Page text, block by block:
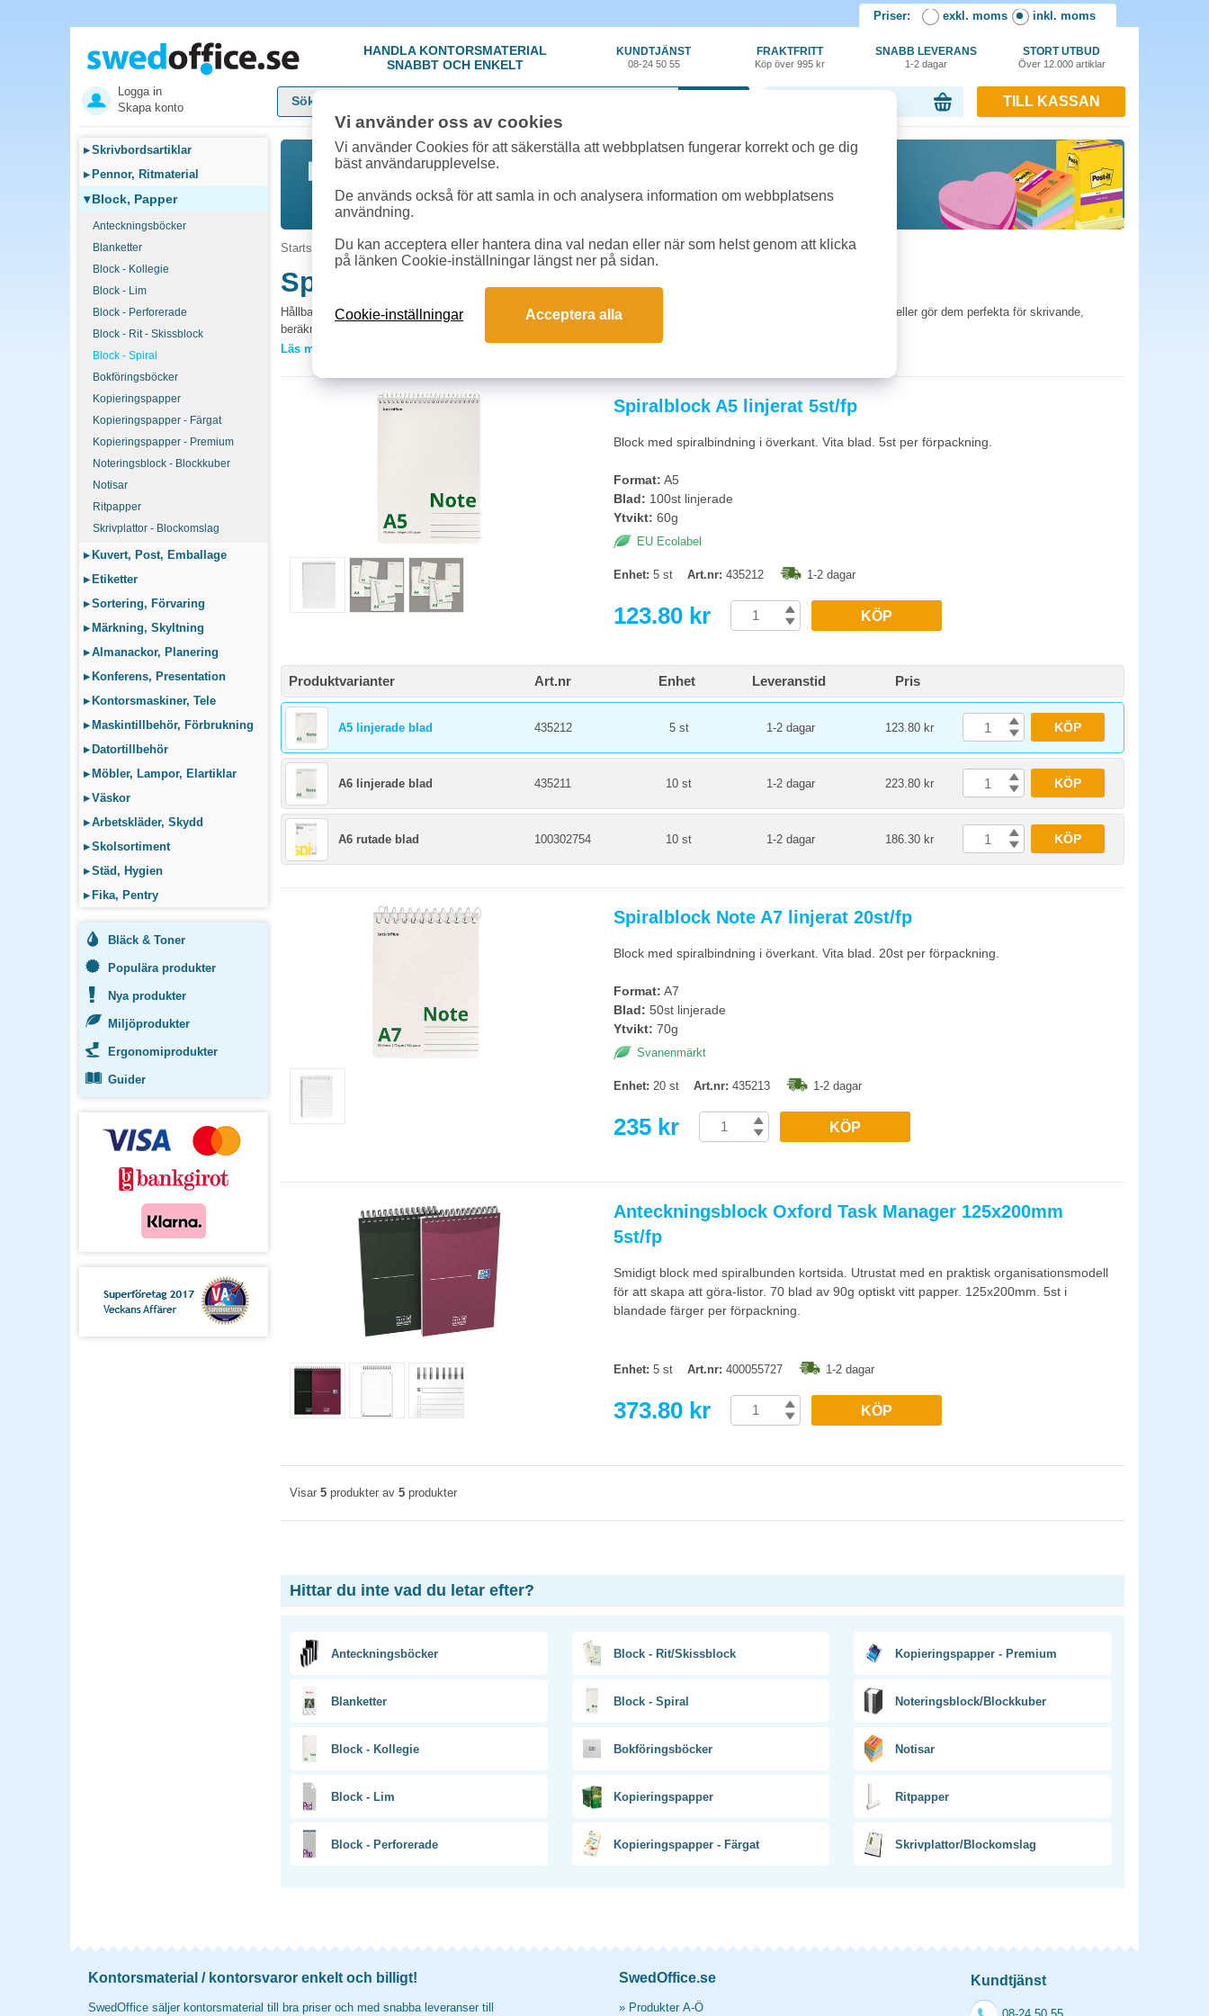
Priser: exkl. moms inkl. moms
HANDLA KONTORSMATERIAL
SNABBT OCH ENKELT
KUNDTJÄNST
08-24 50 55
FRAKTFRITT
Köp över 995 kr
SNABB LEVERANS
1-2 dagar
STORT UTBUD
Över 12.000 artiklar
Logga in
Skapa konto
TILL KASSAN
▸Skrivbordsartiklar
▸ Pennor, Ritmaterial
▾Block, Papper
Anteckningsböcker
Blanketter
Block - Kollegie
Block - Lim
Block - Perforerade
Block - Rit - Skissblock
Block - Spiral
Bokföringsböcker
Kopieringspapper
Kopieringspapper - Färgat
Kopieringspapper - Premium
Noteringsblock - Blockkuber
Notisar
Ritpapper
Skrivplattor - Blockomslag
▸ Kuvert, Post, Emballage
▸ Etiketter
▸Sortering, Förvaring
▸ Märkning, Skyltning
▸Almanackor, Planering
▸ Konferens, Presentation
▸ Kontorsmaskiner, Tele
▸ Maskintillbehör, Förbrukning
▸ Datortillbehör
▸ Möbler, Lampor, Elartiklar
▸Väskor
▸Arbetskläder, Skydd
▸Skolsortiment
▸Städ, Hygien
▸ Fika, Pentry
Bläck & Toner
Populära produkter
Nya produkter
Miljöprodukter
Ergonomiprodukter
Guider
Startsida »Block, Papper»Block - Spiral
Spiralblock
Hållbara, svanenmärkta spiralblock i flerpack ger prisvärda och högkvalitativa anteckningar. Olika pappersval och modeller gör dem perfekta för skrivande,
beräkningar och effektiv organisering. Köp flerpack för bättre värde, enklare ordning och ett mer hållbart val.
Linjerat eller rutat papper i spiralblocket?
Linjerat passar för texttunga anteckningar, möten, föreläsningar, brainstorming. Rutat är bättre för matematik, beräkningar och diagram. Välj rutat om blocket
För terminslångt användande räcker 80-100 blad. För längre projekt välj 160 blad eller flera tunnare block med olika spår. Förstärkta omslag i kartong håller
mycket längre än mjukpapper.
Läs mer »
Spiralblock A5 linjerat 5st/fp
Block med spiralbindning i överkant. Vita blad. 5st per förpackning.
Format: A5
Blad: 100st linjerade
Ytvikt: 60g
EU Ecolabel
Enhet: 5 st Art.nr: 435212 1-2 dagar
123.80 kr KÖP
Produktvarianter Art.nr Enhet Leveranstid Pris
A5 linjerade blad 435212 5 st 1-2 dagar 123.80 kr KÖP
A6 linjerade blad 435211 10 st 1-2 dagar 223.80 kr KÖP
A6 rutade blad 100302754 10 st 1-2 dagar 186.30 kr KÖP
Spiralblock Note A7 linjerat 20st/fp
Block med spiralbindning i överkant. Vita blad. 20st per förpackning.
Format: A7
Blad: 50st linjerade
Ytvikt: 70g
Svanenmärkt
Enhet: 20 st Art.nr: 435213 1-2 dagar
235 kr KÖP
Anteckningsblock Oxford Task Manager 125x200mm
5st/fp
Smidigt block med spiralbunden kortsida. Utrustat med en praktisk organisationsmodell
för att skapa att göra-listor. 70 blad av 90g optiskt vitt papper. 125x200mm. 5st i
blandade färger per förpackning.
Enhet: 5 st Art.nr: 400055727 1-2 dagar
373.80 kr KÖP
Visar 5 produkter av 5 produkter
Hittar du inte vad du letar efter?
Anteckningsböcker
Blanketter
Block - Kollegie
Block - Lim
Block - Perforerade
Block - Rit/Skissblock
Block - Spiral
Bokföringsböcker
Kopieringspapper
Kopieringspapper - Färgat
Kopieringspapper - Premium
Noteringsblock/Blockkuber
Notisar
Ritpapper
Skrivplattor/Blockomslag
Kontorsmaterial / kontorsvaror enkelt och billigt!
SwedOffice säljer kontorsmaterial till bra priser och med snabba leveranser till
SwedOffice.se
» Produkter A-Ö
Kundtjänst
Vi använder oss av cookies
Vi använder Cookies för att säkerställa att webbplatsen fungerar korrekt och ge dig
bäst användarupplevelse.
De används också för att samla in och analysera information om webbplatsens
användning.
Du kan acceptera eller hantera dina val nedan eller när som helst genom att klicka
på länken Cookie-inställningar längst ner på sidan.
Cookie-inställningar Acceptera alla